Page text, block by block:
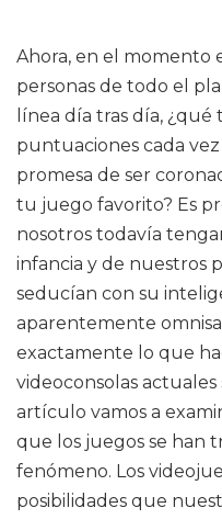
Ahora, en el momento
personas de todo el
línea día tras día,
puntuaciones cada
promesa de ser
tu juego favorito? Es
nosotros todavía
infancia y de nuestros
seducían con su
aparentemente
exactamente lo que
videoconsolas
artículo vamos a
que los juegos se han
fenómeno. Los
posibilidades que